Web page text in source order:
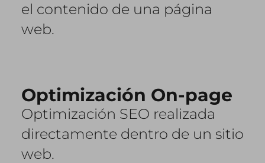
el contenido de una página
web.
Optimización On-page
Optimización SEO realizada
directamente dentro de un sitio
web.